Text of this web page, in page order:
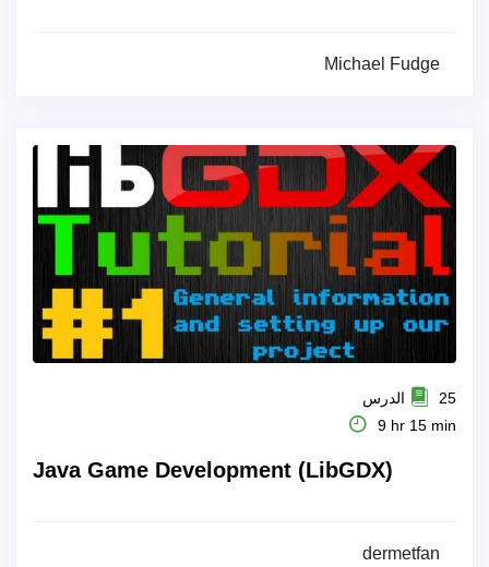
Michael Fudge
25 الدرس
9 hr 15 min
Java Game Development (LibGDX)
dermetfan